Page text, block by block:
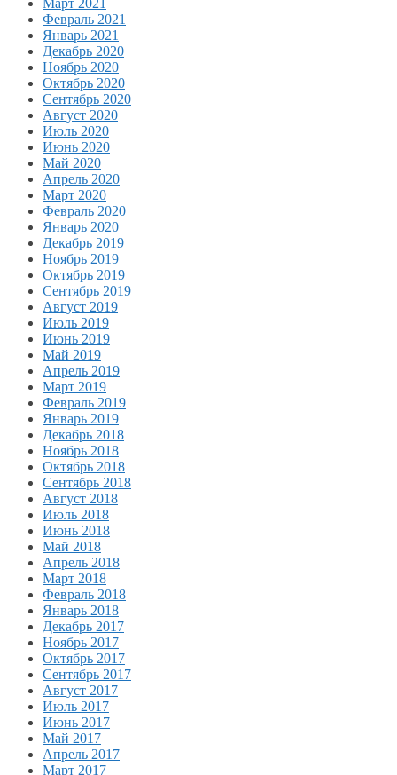
Февраль 2021
Январь 2021
Декабрь 2020
Ноябрь 2020
Октябрь 2020
Сентябрь 2020
Август 2020
Июль 2020
Июнь 2020
Май 2020
Апрель 2020
Март 2020
Февраль 2020
Январь 2020
Декабрь 2019
Ноябрь 2019
Октябрь 2019
Сентябрь 2019
Август 2019
Июль 2019
Июнь 2019
Май 2019
Апрель 2019
Март 2019
Февраль 2019
Январь 2019
Декабрь 2018
Ноябрь 2018
Октябрь 2018
Сентябрь 2018
Август 2018
Июль 2018
Июнь 2018
Май 2018
Апрель 2018
Март 2018
Февраль 2018
Январь 2018
Декабрь 2017
Ноябрь 2017
Октябрь 2017
Сентябрь 2017
Август 2017
Июль 2017
Июнь 2017
Май 2017
Апрель 2017
Март 2017